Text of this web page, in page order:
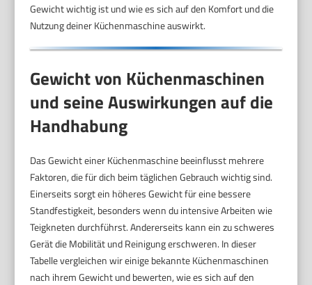
Gewicht wichtig ist und wie es sich auf den Komfort und die
Nutzung deiner Küchenmaschine auswirkt.
Gewicht von Küchenmaschinen
und seine Auswirkungen auf die
Handhabung
Das Gewicht einer Küchenmaschine beeinflusst mehrere
Faktoren, die für dich beim täglichen Gebrauch wichtig sind.
Einerseits sorgt ein höheres Gewicht für eine bessere
Standfestigkeit, besonders wenn du intensive Arbeiten wie
Teigkneten durchführst. Andererseits kann ein zu schweres
Gerät die Mobilität und Reinigung erschweren. In dieser
Tabelle vergleichen wir einige bekannte Küchenmaschinen
nach ihrem Gewicht und bewerten, wie es sich auf den